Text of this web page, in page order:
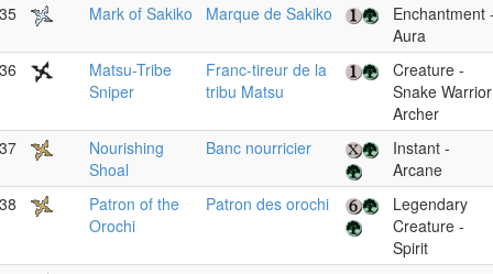
Mark of Sakiko Marque de Sakiko
Enchantment
Aura
Matsu-Tribe
Sniper
Franc-tireur de la
tribu Matsu
Creature -
Snake Warrior
Archer
Nourishing
Shoal
Banc nourricier
Instant -
Arcane
Patron of the
Orochi
Patron des orochi
Legendary
Creature -
Spirit